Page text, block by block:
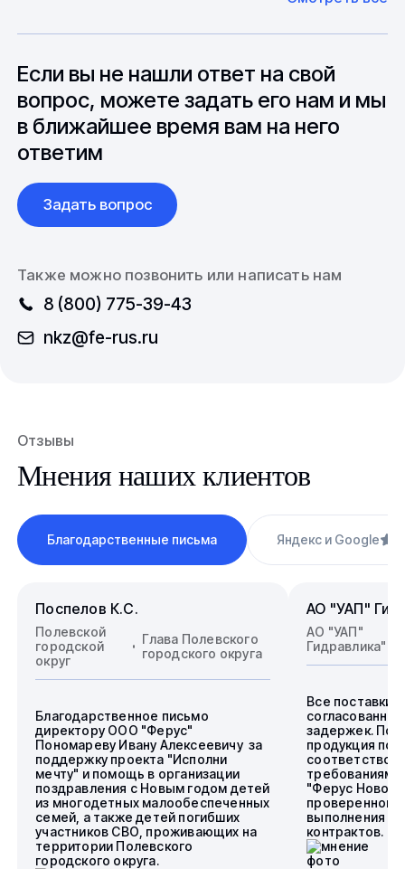
до 6 месяцев производства.
вопросы связанные с документацией и
международной логистикой.
Если вы не нашли ответ на свой
вопрос, можете задать его нам и мы
в ближайшее время вам на него
ответим
Задать вопрос
Также можно позвонить или написать нам
8 (800) 775-39-43
nkz@fe-rus.ru
Отзывы
Мнения наших клиентов
Благодарственные письма Яндекс и Google
Поспелов К.С.
Полевской
городской
округ
Глава Полевского
городского округа
Благодарственное письмо
директору ООО "Ферус"
Пономареву Ивану Алексеевичу за
поддержку проекта "Исполни
мечту" и помощь в организации
поздравления с Новым годом детей
из многодетных малообеспеченных
семей, а также детей погибших
участников СВО, проживающих на
территории Полевского
городского округа.
АО "УАП"
АО "УАП"
Гидравлика"
Все поставки
задержек.
продукция
требованиям.
"Ферус
проверенного
выполнения
контрактов.